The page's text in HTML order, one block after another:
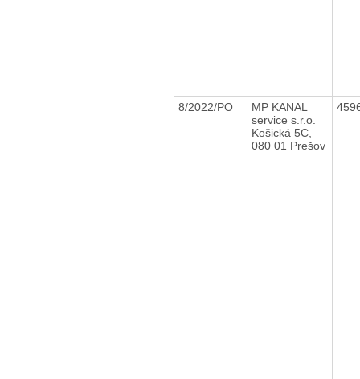
8/2022/PO
MP KANAL
service s.r.o.
Košická 5C,
080 01 Prešov